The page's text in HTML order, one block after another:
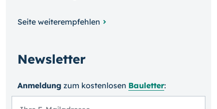
Seite weiterempfehlen
Newsletter
Anmeldung zum kosten­losen Bauletter: